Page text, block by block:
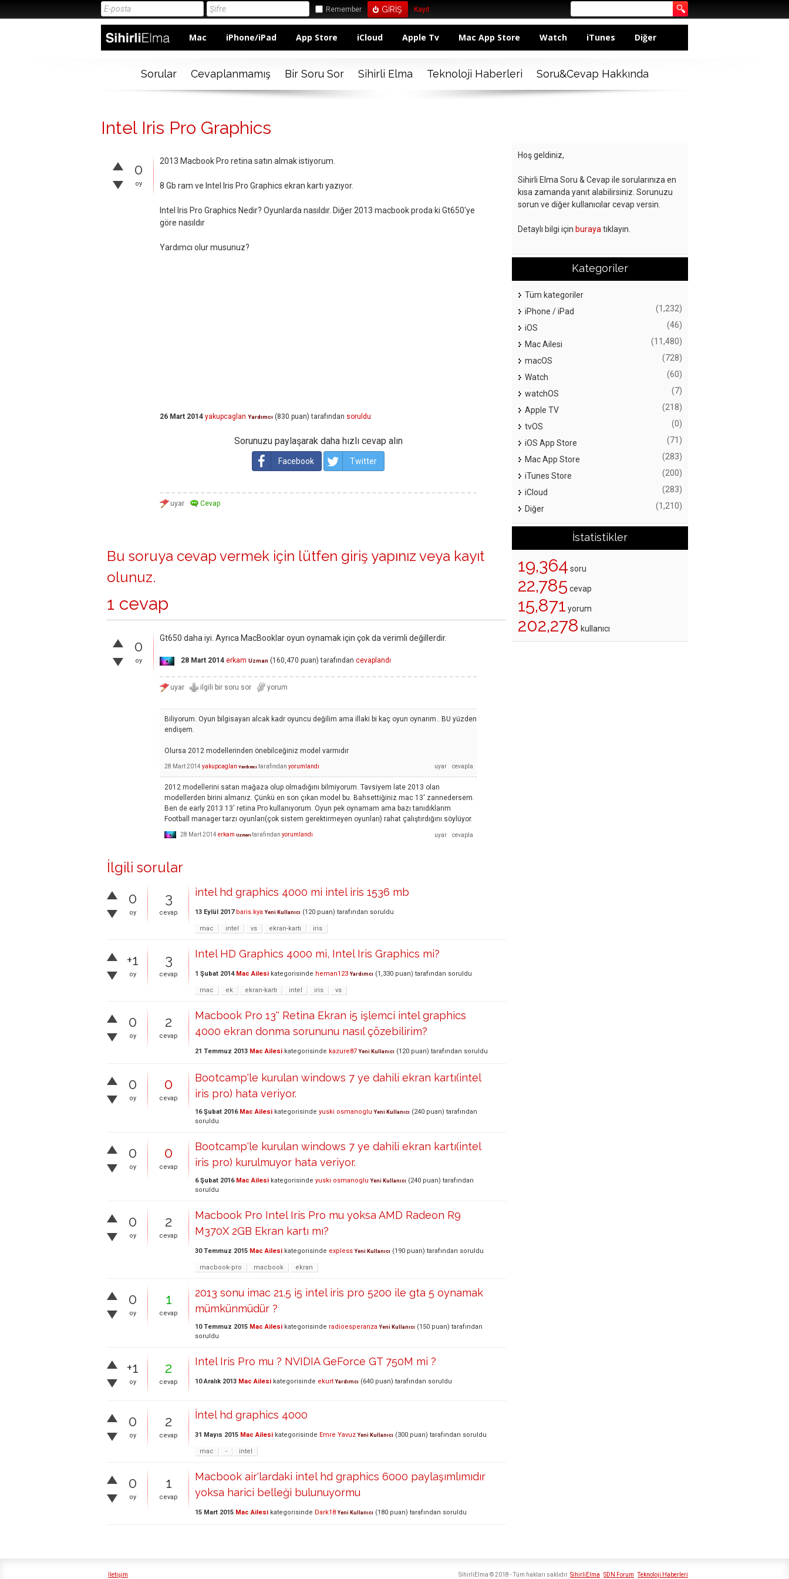
Remember Kayıt
Mac iPhone/iPad App Store iCloud Apple Tv Mac App Store Watch iTunes Diğer
Sorular Cevaplanmamış Bir Soru Sor Sihirli Elma Teknoloji Haberleri Soru&Cevap Hakkında
Intel Iris Pro Graphics
0
oy
2013 Macbook Pro retina satın almak istiyorum.
8 Gb ram ve Intel Iris Pro Graphics ekran kartı yazıyor.
Intel Iris Pro Graphics Nedir? Oyunlarda nasıldır. Diğer 2013 macbook proda ki Gt650'ye
göre nasıldır
Yardımcı olur musunuz?
26 Mart 2014 yakupcaglan Yardımcı (830 puan) tarafından soruldu
Sorunuzu paylaşarak daha hızlı cevap alın
Facebook Twitter
Bu soruya cevap vermek için lütfen giriş yapınız veya kayıt
olunuz.
1 cevap
0
oy
Gt650 daha iyi. Ayrıca MacBooklar oyun oynamak için çok da verimli değillerdir.
28 Mart 2014 erkam Uzman (160,470 puan) tarafından cevaplandı
Biliyorum. Oyun bilgisayarı alcak kadr oyuncu değilim ama illaki bi kaç oyun oynarım.. BU yüzden
endişem.
Olursa 2012 modellerinden önebilceğiniz model varmıdır
28 Mart 2014 yakupcaglan Yardımcı tarafından yorumlandı
2012 modellerini satan mağaza olup olmadığını bilmiyorum. Tavsiyem late 2013 olan
modellerden birini almanız. Çünkü en son çıkan model bu. Bahsettiğiniz mac 13' zannedersem.
Ben de early 2013 13' retina Pro kullanıyorum. Oyun pek oynamam ama bazı tanıdıklarım
Football manager tarzı oyunları(çok sistem gerektirmeyen oyunları) rahat çalıştırdığını söylüyor.
28 Mart 2014 erkam Uzman tarafından yorumlandı
İlgili sorular
0
oy
3
cevap
intel hd graphics 4000 mi intel iris 1536 mb
13 Eylül 2017 baris.kya Yeni Kullanıcı (120 puan) tarafından soruldu
mac intel vs ekran-kartı iris
+1
oy
3
cevap
Intel HD Graphics 4000 mi, Intel Iris Graphics mi?
1 Şubat 2014 Mac Ailesi kategorisinde heman123 Yardımcı (1,330 puan) tarafından soruldu
mac ek ekran-kartı intel iris vs
0
oy
2
cevap
Macbook Pro 13'' Retina Ekran i5 işlemci intel graphics
4000 ekran donma sorununu nasıl çözebilirim?
21 Temmuz 2013 Mac Ailesi kategorisinde kazure87 Yeni Kullanıcı (120 puan) tarafından soruldu
0
oy
0
cevap
Bootcamp'le kurulan windows 7 ye dahili ekran kartı(intel
iris pro) hata veriyor.
16 Şubat 2016 Mac Ailesi kategorisinde yuski osmanoglu Yeni Kullanıcı (240 puan) tarafından
soruldu
0
oy
0
cevap
Bootcamp'le kurulan windows 7 ye dahili ekran kartı(intel
iris pro) kurulmuyor hata veriyor.
6 Şubat 2016 Mac Ailesi kategorisinde yuski osmanoglu Yeni Kullanıcı (240 puan) tarafından
soruldu
0
oy
2
cevap
Macbook Pro Intel Iris Pro mu yoksa AMD Radeon R9
M370X 2GB Ekran kartı mı?
30 Temmuz 2015 Mac Ailesi kategorisinde expless Yeni Kullanıcı (190 puan) tarafından soruldu
macbook-pro macbook ekran
0
oy
1
cevap
2013 sonu imac 21.5 i5 intel iris pro 5200 ile gta 5 oynamak
mümkünmüdür ?
10 Temmuz 2015 Mac Ailesi kategorisinde radioesperanza Yeni Kullanıcı (150 puan) tarafından
soruldu
+1
oy
2
cevap
Intel Iris Pro mu ? NVIDIA GeForce GT 750M mi ?
10 Aralık 2013 Mac Ailesi kategorisinde ekurt Yardımcı (640 puan) tarafından soruldu
0
oy
2
cevap
İntel hd graphics 4000
31 Mayıs 2015 Mac Ailesi kategorisinde Emre Yavuz Yeni Kullanıcı (300 puan) tarafından soruldu
mac - intel
0
oy
1
cevap
Macbook air'lardaki intel hd graphics 6000 paylaşımlımıdır
yoksa harici belleği bulunuyormu
15 Mart 2015 Mac Ailesi kategorisinde Dark18 Yeni Kullanıcı (180 puan) tarafından soruldu
Hoş geldiniz,
Sihirli Elma Soru & Cevap ile sorularınıza en
kısa zamanda yanıt alabilirsiniz. Sorunuzu
sorun ve diğer kullanıcılar cevap versin.
Detaylı bilgi için buraya tıklayın.
Kategoriler
Tüm kategoriler
iPhone / iPad
(1,232)
iOS (46)
Mac Ailesi (11,480)
macOS (728)
Watch (60)
watchOS (7)
Apple TV (218)
tvOS (0)
iOS App Store (71)
Mac App Store (283)
iTunes Store (200)
iCloud (283)
Diğer (1,210)
İstatistikler
19,364 soru
22,785 cevap
15,871 yorum
202,278 kullanıcı
İletişim SihirliElma SDN Forum Teknoloji Haberleri
SihirliElma © 2018 - Tüm hakları saklıdır